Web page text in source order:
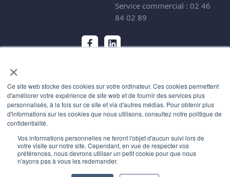
×
Ce site web stocke des cookies sur votre ordinateur. Ces cookies permettent
d'améliorer votre expérience de site web et de fournir des services plus
personnalisés, à la fois sur ce site et via d'autres médias. Pour obtenir plus
d'informations sur les cookies que nous utilisons, consultez notre politique de
confidentialité.
Vos informations personnelles ne feront l'objet d'aucun suivi lors de
votre visite sur notre site. Cependant, en vue de respecter vos
préférences, nous devrons utiliser un petit cookie pour que nous
n'ayons pas à vous les redemander.
Service commercial : 02 46
84 02 89
Mentions légales